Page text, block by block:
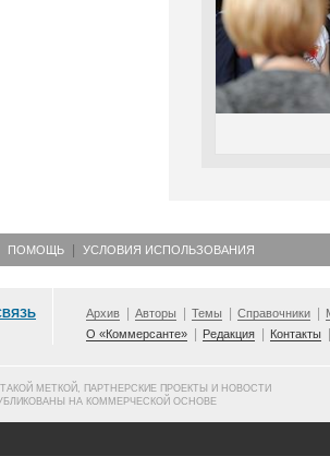
ПОМОЩЬ УСЛОВИЯ ИСПОЛЬЗОВАНИЯ
Архив Авторы Темы Справочники
О «Коммерсанте»
Редакция Контакты
МЕТКОЙ, ПАРТНЕРСКИЕ ПРОЕКТЫ И НОВОСТИ
НА КОММЕРЧЕСКОЙ ОСНОВЕ